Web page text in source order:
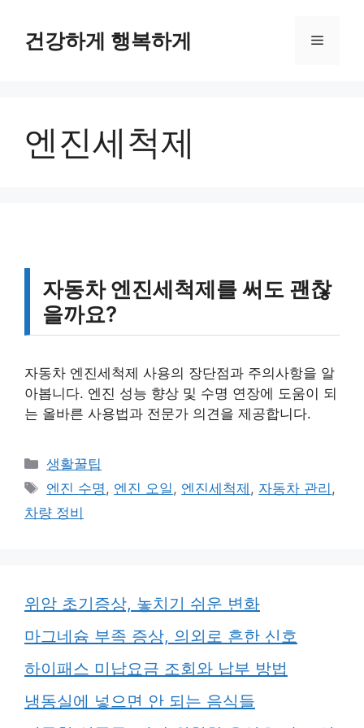
건강하게 행복하게 메
엔진세척제
자동차 엔진세척제를 써도 괜찮
을까요?
자동차 엔진세척제 사용의 장단점과 주의사항을 알
아봅니다. 엔진 성능 향상 및 수명 연장에 도움이 되
는 올바른 사용법과 전문가 의견을 제공합니다.
카
테
리
생활꿀팁
태
그
엔진 수명, 엔진 오일, 엔진세척제 , 자동차 관리 ,
차량 정비
위암 초기증상, 놓치기 쉬운 변화
마그네슘 부족 증상, 의외로 흔한 신호
하이패스 미납요금 조회와 납부 방법
냉동실에 넣으면 안 되는 음식들